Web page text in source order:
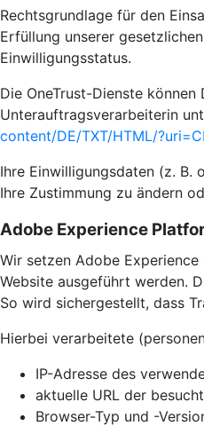
Rechtsgrundlage für den
Erfüllung unserer
Einwilligungsstatus.
Die OneTrust-Dienste
Unterauftragsverarbeiterin
content/DE/TXT/HTML/
Ihre Einwilligungsdaten (z.
Ihre Zustimmung zu ändern
Adobe Experience
Wir setzen Adobe
Website ausgeführt werden.
So wird sichergestellt, dass
Hierbei verarbeitete
IP-Adresse des
aktuelle URL der
Browser-Typ und -